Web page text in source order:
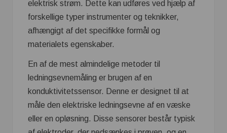
elektrisk strøm. Dette kan udføres ved hjælp af
forskellige typer instrumenter og teknikker,
afhængigt af det specifikke formål og
materialets egenskaber.
En af de mest almindelige metoder til
ledningsevnemåling er brugen af en
konduktivitetssensor. Denne er designet til at
måle den elektriske ledningsevne af en væske
eller en opløsning. Disse sensorer består typisk